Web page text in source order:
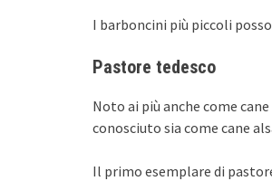
I barboncini più piccoli
Pastore tedesco
Noto ai più anche come cane
conosciuto sia come cane
Il primo esemplare di